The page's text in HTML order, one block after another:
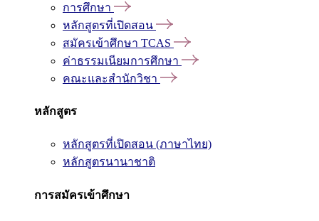
การศึกษา
หลักสูตรที่เปิดสอน
สมัครเข้าศึกษา TCAS
ค่าธรรมเนียมการศึกษา
คณะและสำนักวิชา
หลักสูตร
หลักสูตรที่เปิดสอน (ภาษาไทย)
หลักสูตรนานาชาติ
การสมัครเข้าศึกษา